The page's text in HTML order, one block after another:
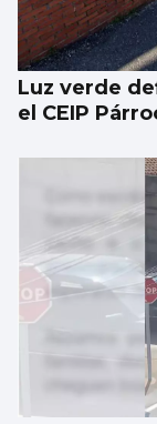
Luz verde
el CEIP